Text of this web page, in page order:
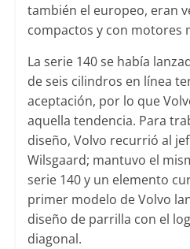
también el europeo, eran
compactos y con motores
La serie 140 se había
de seis cilindros en línea
aceptación, por lo que
aquella tendencia. Para
diseño, Volvo recurrió al
Wilsgaard; mantuvo el
serie 140 y un elemento
primer modelo de Volvo
diseño de parrilla con el
diagonal.